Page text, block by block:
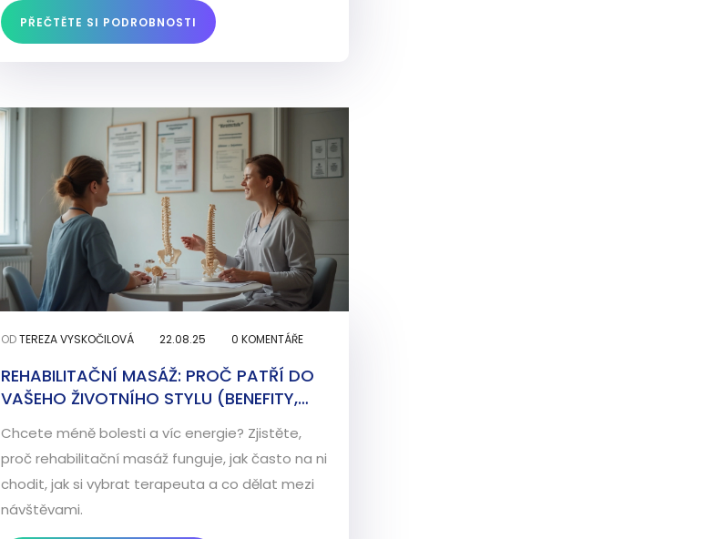
PŘEČTĚTE SI PODROBNOSTI
ODTEREZA VYSKOČILOVÁ 22.08.25 0 KOMENTÁŘE
REHABILITAČNÍ MASÁŽ: PROČ PATŘÍ DO
VAŠEHO ŽIVOTNÍHO STYLU (BENEFITY,
Chcete méně bolesti a víc energie? Zjistěte,
proč rehabilitační masáž funguje, jak často na ni
chodit, jak si vybrat terapeuta a co dělat mezi
návštěvami.